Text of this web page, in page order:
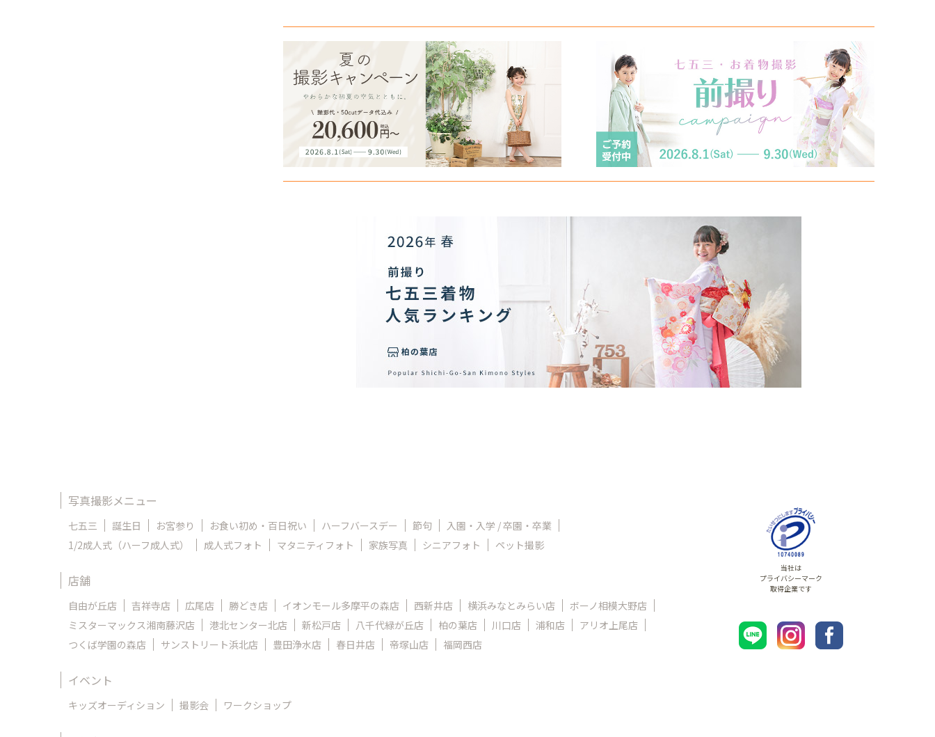
写真撮影メニュー
七五三 誕生日 お宮参り お食い初め・百日祝い ハーフバースデー 節句
入園・入学 / 卒園・卒業
1/2成人式（ハーフ成人式）
成人式フォト マタニティフォト 家族写真 シニアフォト ペット撮影
店舗
自由が丘店 吉祥寺店 広尾店 勝どき店 イオンモール多摩平の森店 西新井店 横浜みなとみらい店
ボーノ相模大野店
ミスターマックス湘南藤沢店
港北センター北店 新松戸店 八千代緑が丘店 柏の葉店 川口店 浦和店
アリオ上尾店
つくば学園の森店
サンストリート浜北店 豊田浄水店 春日井店 帝塚山店 福岡西店
イベント
キッズオーディション 撮影会 ワークショップ
当社は
プライバシーマーク
取得企業です